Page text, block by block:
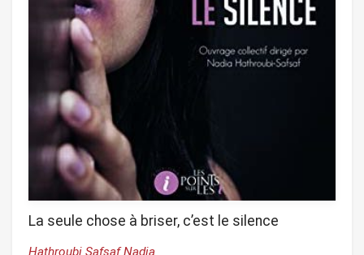
La seule chose à briser, c’est le silence
Hathroubi Safsaf Nadia